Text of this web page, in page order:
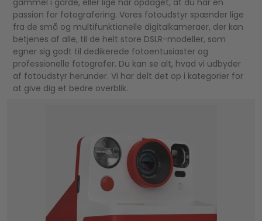
passion for fotografering. Vores fotoudstyr spænder lige
fra de små og multifunktionelle digitalkameraer, der kan
betjenes af alle, til de helt store DSLR-modeller, som
egner sig godt til dedikerede fotoentusiaster og
professionelle fotografer. Du kan se alt, hvad vi udbyder
af fotoudstyr herunder. Vi har delt det op i kategorier for
at give dig et bedre overblik.